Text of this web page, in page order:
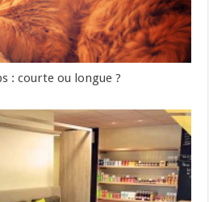
: courte ou longue ?